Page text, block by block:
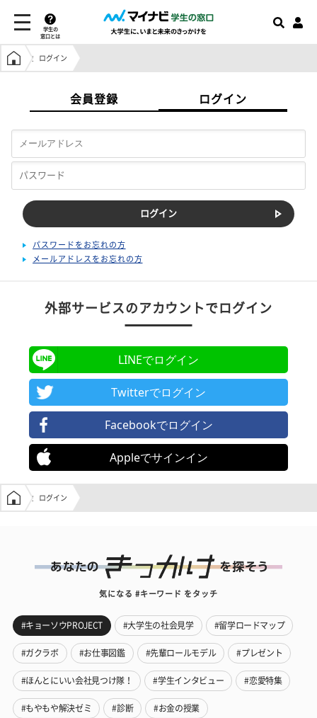
学生の
窓口とは
学生の窓口トップ
ログイン
会員登録 ログイン
パスワードをお忘れの方
メールアドレスをお忘れの方
外部サービスのアカウントでログイン
LINEでログイン
Twitterでログイン
Facebookでログイン
Appleでサインイン
学生の窓口トップ
ログイン
気になる #キーワード をタッチ
#キョーソウPROJECT #大学生の社会見学 #留学ロードマップ
#ガクラボ #お仕事図鑑 #先輩ロールモデル #プレゼント
#ほんとにいい会社見つけ隊！ #学生インタビュー #恋愛特集
#もやもや解決ゼミ #診断 #お金の授業